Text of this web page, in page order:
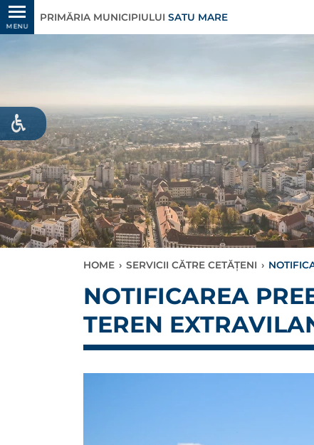
MENU
PRIMĂRIA MUNICIPIULUI SATU MARE
HOME › SERVICII CĂTRE CETĂȚENI ›
NOTIFICAREA
TEREN